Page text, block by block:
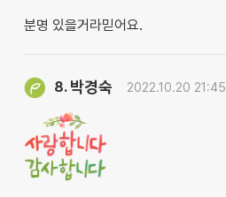
분명 있을거라믿어요.
8. 박경숙 2022.10.20 21:45